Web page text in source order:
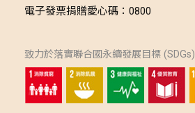
電子發票捐贈愛心碼：0800
致力於落實聯合國永續發展目標 (SDGs)